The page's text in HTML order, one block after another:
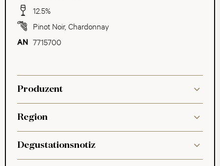
12.5%
Pinot Noir, Chardonnay
7715700
Produzent
Region
Degustationsnotiz